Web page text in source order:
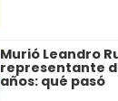
Murió Leandro
representante
años: qué pasó